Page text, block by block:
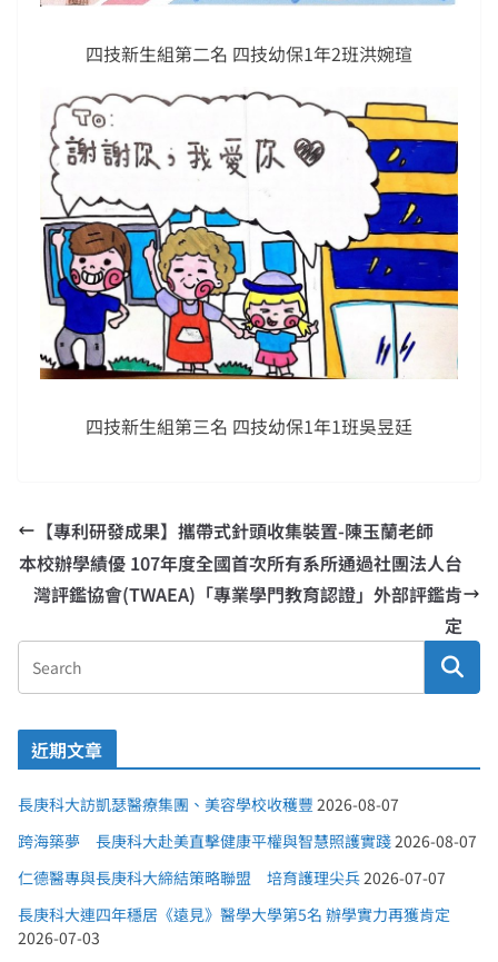
四技新生組第二名 四技幼保1年2班洪婉瑄
四技新生組第三名 四技幼保1年1班吳昱廷
【專利研發成果】攜帶式針頭收集裝置-陳玉蘭老師
本校辦學績優 107年度全國首次所有系所通過社團法人台
灣評鑑協會(TWAEA)「專業學門教育認證」外部評鑑肯
定
近期文章
長庚科大訪凱瑟醫療集團、美容學校收穫豐 2026-08-07
跨海築夢 長庚科大赴美直擊健康平權與智慧照護實踐2026-08-07
仁德醫專與長庚科大締結策略聯盟 培育護理尖兵2026-07-07
長庚科大連四年穩居《遠見》醫學大學第5名 辦學實力再獲肯定
2026-07-03